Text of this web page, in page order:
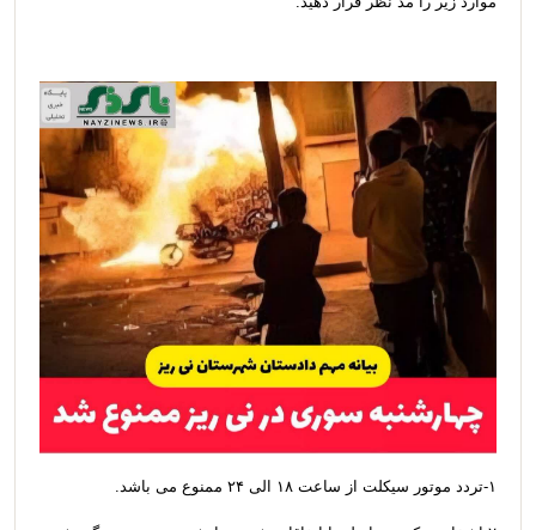
۱-تردد موتور سیکلت از ساعت ۱۸ الی ۲۴ ممنوع می باشد.